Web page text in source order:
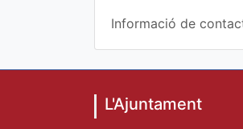
Informació de
L'Ajuntament